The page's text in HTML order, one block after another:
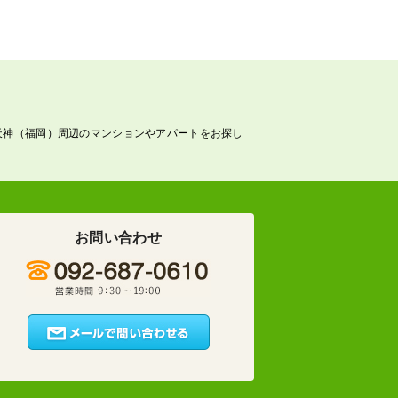
（福岡）周辺のマンションやアパートをお探し
お問い合わせ